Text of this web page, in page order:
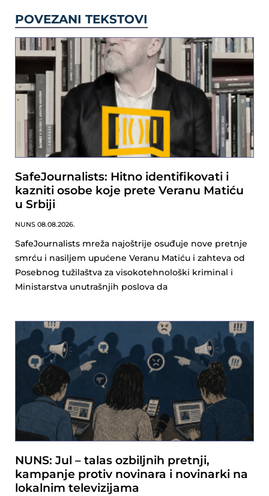
POVEZANI TEKSTOVI
SafeJournalists: Hitno identifikovati i
kazniti osobe koje prete Veranu Matiću
u Srbiji
NUNS 08.08.2026.
SafeJournalists mreža najoštrije osuđuje nove pretnje
smrću i nasiljem upućene Veranu Matiću i zahteva od
Posebnog tužilaštva za visokotehnološki kriminal i
Ministarstva unutrašnjih poslova da
NUNS: Jul – talas ozbiljnih pretnji,
kampanje protiv novinara i novinarki na
lokalnim televizijama